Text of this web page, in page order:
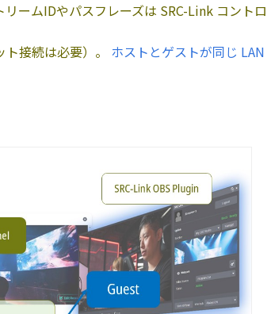
ームIDやパスフレーズは SRC-Link コントロ
接続は必要）。 ホストとゲストが同じ LAN